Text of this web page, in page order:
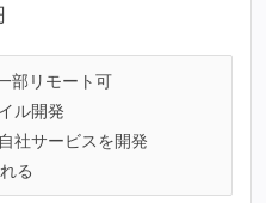
部リモート可
ル開発
自社サービスを開発
る